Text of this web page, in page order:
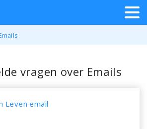
& Trace
vragen over Emails
Leven email